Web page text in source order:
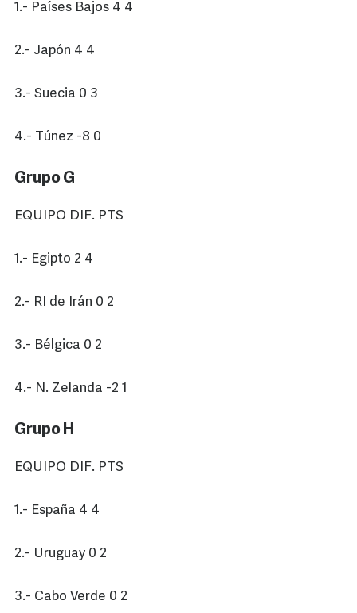
1.- Países Bajos 4 4
2.- Japón 4 4
3.- Suecia 0 3
4.- Túnez -8 0
Grupo G
EQUIPO DIF. PTS
1.- Egipto 2 4
2.- RI de Irán 0 2
3.- Bélgica 0 2
4.- N. Zelanda -2 1
Grupo H
EQUIPO DIF. PTS
1.- España 4 4
2.- Uruguay 0 2
3.- Cabo Verde 0 2